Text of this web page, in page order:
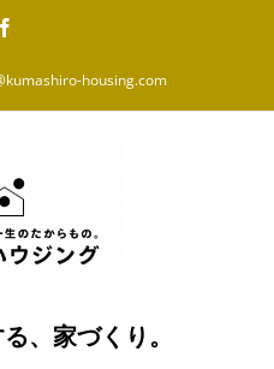
housing.com
、家づくり。